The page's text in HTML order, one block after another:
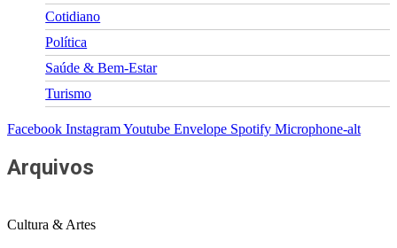
Cotidiano
Política
Saúde & Bem-Estar
Turismo
Facebook InstagramYoutube Envelope Spotify Microphone-alt
Arquivos
Cultura & Artes